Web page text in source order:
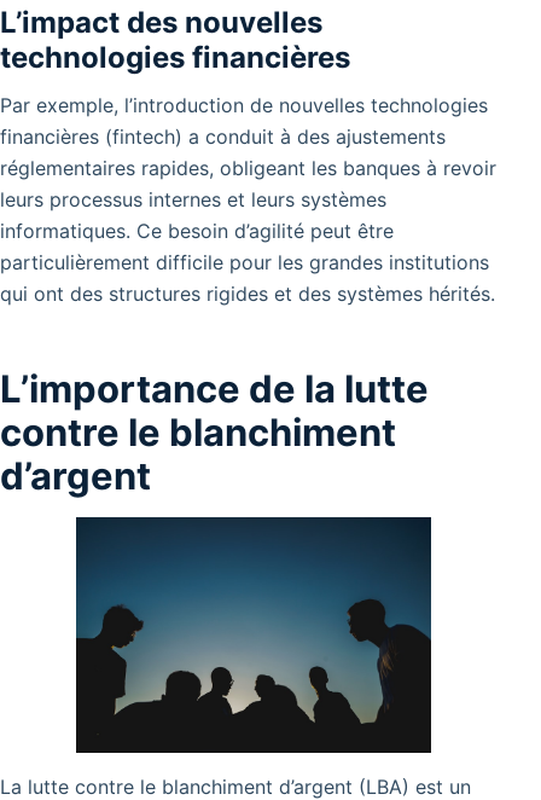
L’impact des nouvelles
technologies financières
Par exemple, l’introduction de nouvelles technologies
financières (fintech) a conduit à des ajustements
réglementaires rapides, obligeant les banques à revoir
leurs processus internes et leurs systèmes
informatiques. Ce besoin d’agilité peut être
particulièrement difficile pour les grandes institutions
qui ont des structures rigides et des systèmes hérités.
L’importance de la lutte
contre le blanchiment
d’argent
La lutte contre le blanchiment d’argent (LBA) est un